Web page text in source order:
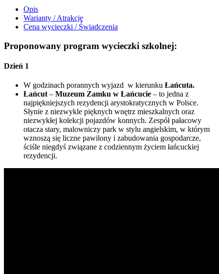
Opis
Warianty / Atrakcje
Cena wycieczki / Świadczenia
Proponowany program wycieczki szkolnej:
Dzień 1
W godzinach porannych wyjazd w kierunku Łańcuta.
Łańcut – Muzeum Zamku w Łańcucie – to jedna z
najpiękniejszych rezydencji arystokratycznych w Polsce.
Słynie z niezwykle pięknych wnętrz mieszkalnych oraz
niezwykłej kolekcji pojazdów konnych. Zespół pałacowy
otacza stary, malowniczy park w stylu angielskim, w którym
wznoszą się liczne pawilony i zabudowania gospodarcze,
ściśle niegdyś związane z codziennym życiem łańcuckiej
rezydencji.